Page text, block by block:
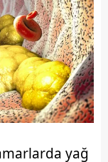
yağ